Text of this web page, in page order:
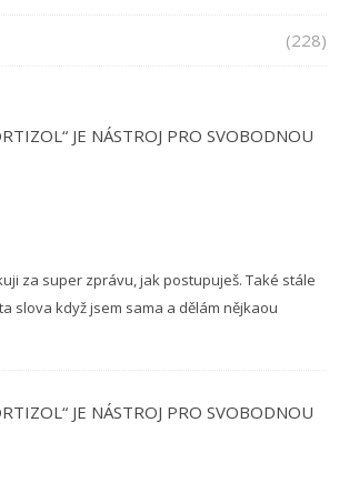
(228)
JE NÁSTROJ PRO SVOBODNOU
za super zprávu, jak postupuješ. Také stále
slova když jsem sama a dělám nějkaou
JE NÁSTROJ PRO SVOBODNOU